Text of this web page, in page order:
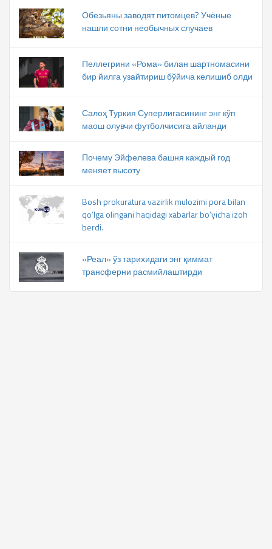
Обезьяны заводят питомцев? Учёные
нашли сотни необычных случаев
Пеллегрини «Рома» билан шартномасини
бир йилга узайтириш бўйича келишиб олди
Салоҳ Туркия Суперлигасининг энг кўп
маош олувчи футболчисига айланди
Почему Эйфелева башня каждый год
меняет высоту
Bosh prokuratura vazirlik mulozimi pora bilan
qo‘lga olingani haqidagi xabarlar bo‘yicha izoh
berdi.
«Реал» ўз тарихидаги энг қиммат
трансферни расмийлаштирди